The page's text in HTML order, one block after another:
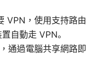
VPN，使用支持路由
自動走 VPN。
通過電腦共享網路即